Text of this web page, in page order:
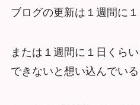
ブログの更新は１週間に
または１週間に１日くら
できないと想い込んでいる